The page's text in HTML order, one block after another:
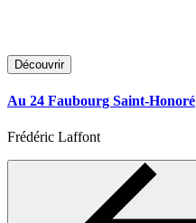
Découvrir
Au 24 Faubourg Saint-Honoré
Frédéric Laffont